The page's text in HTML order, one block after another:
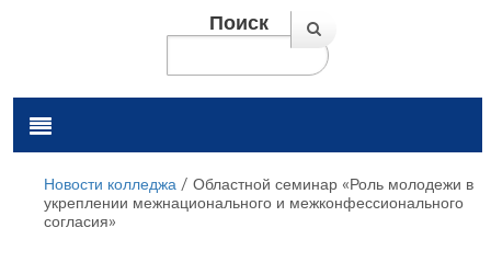
Поиск
Новости колледжа / Областной семинар «Роль молодежи в
укреплении межнационального и межконфессионального
согласия»